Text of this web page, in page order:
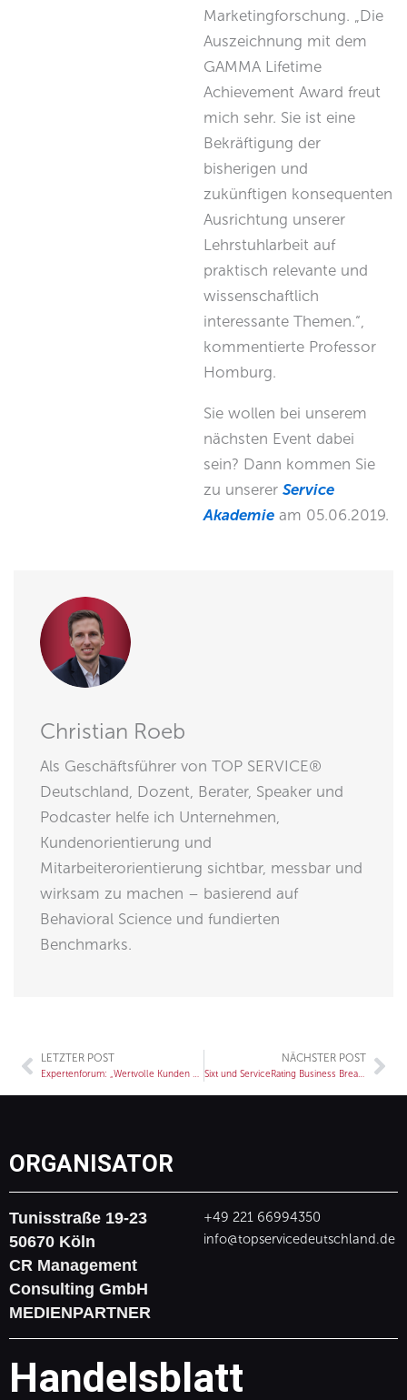
Marketingforschung. „Die
Auszeichnung mit dem
GAMMA Lifetime
Achievement Award freut
mich sehr. Sie ist eine
Bekräftigung der
bisherigen und
zukünftigen konsequenten
Ausrichtung unserer
Lehrstuhlarbeit auf
praktisch relevante und
wissenschaftlich
interessante Themen.“,
kommentierte Professor
Homburg.
Sie wollen bei unserem
nächsten Event dabei
sein? Dann kommen Sie
zu unserer Service
Akademie am 05.06.2019.
Christian Roeb
Als Geschäftsführer von TOP SERVICE®
Deutschland, Dozent, Berater, Speaker und
Podcaster helfe ich Unternehmen,
Kundenorientierung und
Mitarbeiterorientierung sichtbar, messbar und
wirksam zu machen – basierend auf
Behavioral Science und fundierten
Benchmarks.
Zurück
LETZTER POST
Expertenforum: „Wertvolle Kunden – Cross Selling, Churn Prevention und Kundenrückgewinnung in Theorie und Praxis“
NÄCHSTER POST
Sixt und ServiceRating Business Breakfast
ORGANISATOR
Tunisstraße 19-23
50670 Köln
CR Management
Consulting GmbH
+49 221 66994350
info@topservicedeutschland.de
MEDIENPARTNER
Handelsblatt